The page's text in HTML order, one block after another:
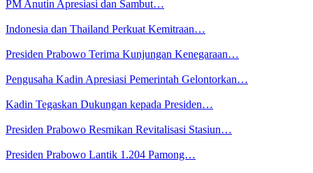
PM Anutin Apresiasi dan Sambut…
Indonesia dan Thailand Perkuat Kemitraan…
Presiden Prabowo Terima Kunjungan Kenegaraan…
Pengusaha Kadin Apresiasi Pemerintah Gelontorkan…
Kadin Tegaskan Dukungan kepada Presiden…
Presiden Prabowo Resmikan Revitalisasi Stasiun…
Presiden Prabowo Lantik 1.204 Pamong…